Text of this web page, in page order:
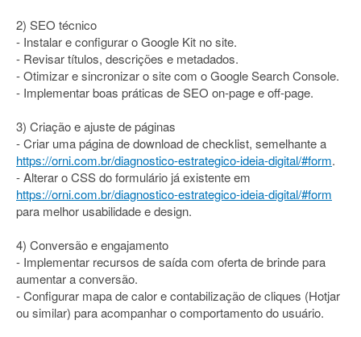
2) SEO técnico
- Instalar e configurar o Google Kit no site.
- Revisar títulos, descrições e metadados.
- Otimizar e sincronizar o site com o Google Search Console.
- Implementar boas práticas de SEO on-page e off-page.
3) Criação e ajuste de páginas
- Criar uma página de download de checklist, semelhante a
https://orni.com.br/diagnostico-estrategico-ideia-digital/#form.
- Alterar o CSS do formulário já existente em
https://orni.com.br/diagnostico-estrategico-ideia-digital/#form
para melhor usabilidade e design.
4) Conversão e engajamento
- Implementar recursos de saída com oferta de brinde para
aumentar a conversão.
- Configurar mapa de calor e contabilização de cliques (Hotjar
ou similar) para acompanhar o comportamento do usuário.